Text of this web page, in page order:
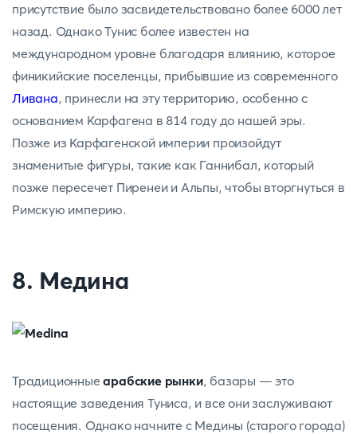
присутствие было засвидетельствовано более 6000 лет
назад. Однако Тунис более известен на
международном уровне благодаря влиянию, которое
финикийские поселенцы, прибывшие из современного
Ливана, принесли на эту территорию, особенно с
основанием Карфагена в 814 году до нашей эры.
Позже из Карфагенской империи произойдут
знаменитые фигуры, такие как Ганнибал, который
позже пересечет Пиренеи и Альпы, чтобы вторгнуться в
Римскую империю.
8. Медина
Традиционныеарабские рынки, базары — это
настоящие заведения Туниса, и все они заслуживают
посещения. Однако начните с Медины (старого города)